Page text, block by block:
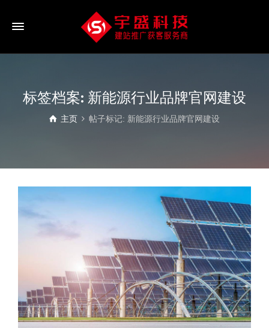
标签档案: 新能源行业品牌官网建设
主页 帖子标记: 新能源行业品牌官网建设